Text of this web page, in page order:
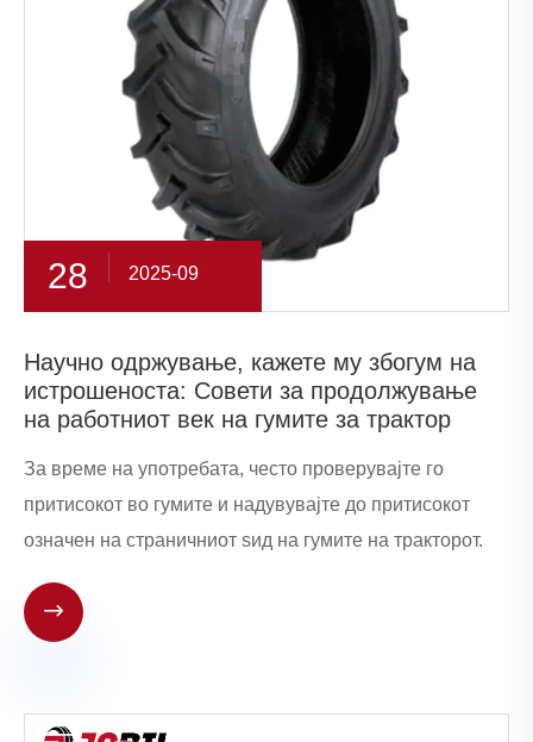
28 2025-09
Научно одржување, кажете му збогум на
истрошеноста: Совети за продолжување
на работниот век на гумите за трактор
За време на употребата, често проверувајте го
притисокот во гумите и надувувајте до притисокот
означен на страничниот ѕид на гумите на тракторот.
